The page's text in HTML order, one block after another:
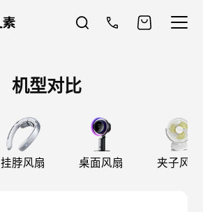
机型对比
挂脖风扇 桌面风扇 夹子风扇